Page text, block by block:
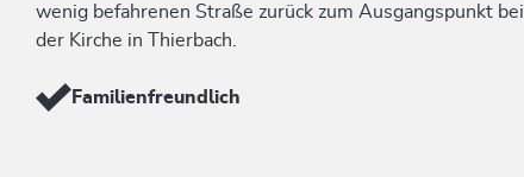
wenig befahrenen Straße zurück zum Ausgangspunkt bei
der Kirche in Thierbach.
Familienfreundlich